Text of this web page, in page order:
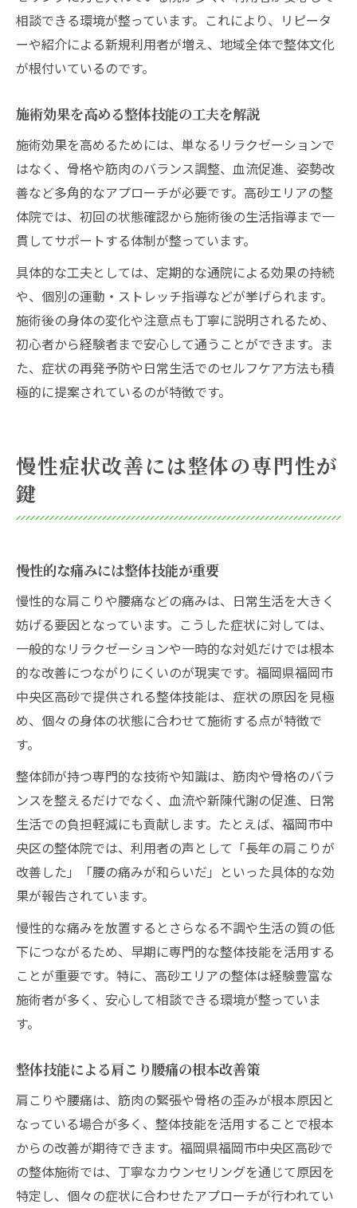
相談できる環境が整っています。これにより、リピータ
ーや紹介による新規利用者が増え、地域全体で整体文化
が根付いているのです。
施術効果を高める整体技能の工夫を解説
施術効果を高めるためには、単なるリラクゼーションで
はなく、骨格や筋肉のバランス調整、血流促進、姿勢改
善など多角的なアプローチが必要です。高砂エリアの整
体院では、初回の状態確認から施術後の生活指導まで一
貫してサポートする体制が整っています。
具体的な工夫としては、定期的な通院による効果の持続
や、個別の運動・ストレッチ指導などが挙げられます。
施術後の身体の変化や注意点も丁寧に説明されるため、
初心者から経験者まで安心して通うことができます。ま
た、症状の再発予防や日常生活でのセルフケア方法も積
極的に提案されているのが特徴です。
慢性症状改善には整体の専門性が
鍵
慢性的な痛みには整体技能が重要
慢性的な肩こりや腰痛などの痛みは、日常生活を大きく
妨げる要因となっています。こうした症状に対しては、
一般的なリラクゼーションや一時的な対処だけでは根本
的な改善につながりにくいのが現実です。福岡県福岡市
中央区高砂で提供される整体技能は、症状の原因を見極
め、個々の身体の状態に合わせて施術する点が特徴で
す。
整体師が持つ専門的な技術や知識は、筋肉や骨格のバラ
ンスを整えるだけでなく、血流や新陳代謝の促進、日常
生活での負担軽減にも貢献します。たとえば、福岡市中
央区の整体院では、利用者の声として「長年の肩こりが
改善した」「腰の痛みが和らいだ」といった具体的な効
果が報告されています。
慢性的な痛みを放置するとさらなる不調や生活の質の低
下につながるため、早期に専門的な整体技能を活用する
ことが重要です。特に、高砂エリアの整体は経験豊富な
施術者が多く、安心して相談できる環境が整っていま
す。
整体技能による肩こり腰痛の根本改善策
肩こりや腰痛は、筋肉の緊張や骨格の歪みが根本原因と
なっている場合が多く、整体技能を活用することで根本
からの改善が期待できます。福岡県福岡市中央区高砂で
の整体施術では、丁寧なカウンセリングを通じて原因を
特定し、個々の症状に合わせたアプローチが行われてい